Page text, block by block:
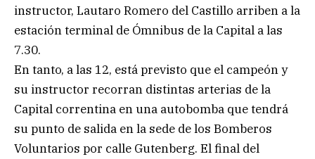
instructor, Lautaro Romero del Castillo arriben a la
estación terminal de Ómnibus de la Capital a las
7.30.
En tanto, a las 12, está previsto que el campeón y
su instructor recorran distintas arterias de la
Capital correntina en una autobomba que tendrá
su punto de salida en la sede de los Bomberos
Voluntarios por calle Gutenberg. El final del